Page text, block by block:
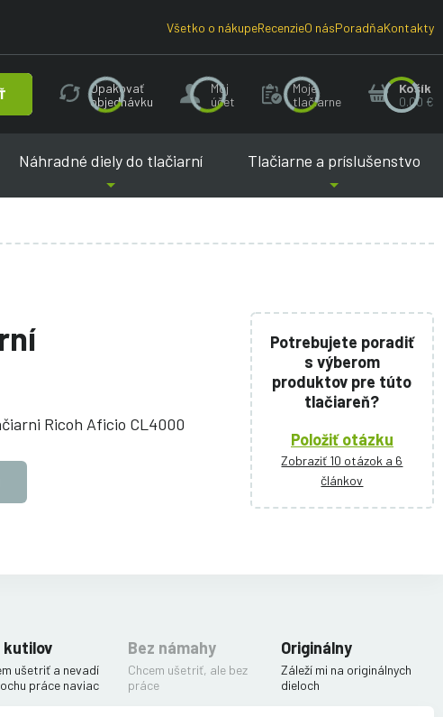
Všetko o nákupeRecenzieO násPoradňaKontakty
Opakovať
objednávku
Môj
účet
Moje
tlačiarne
Košík
0.00 €
Náhradné diely do tlačiarní Tlačiarne a príslušenstvo
Ricoh Aficio CL4000
Potrebujete poradiť
s výberom
produktov pre túto
tlačiareň?
Položiť otázku
Zobraziť 10 otázok a 6
článkov
kutilov
ušetriť a nevadí
práce naviac
Bez námahy
Chcem ušetriť, ale bez
práce
Originálny
Záleží mi na originálnych
dieloch